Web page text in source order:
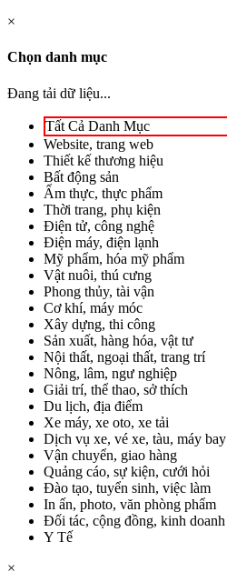
×
Chọn danh mục
Đang tải dữ liệu...
Tất Cả Danh Mục
Website, trang web
Thiết kế thương hiệu
Bất động sản
Ẩm thực, thực phẩm
Thời trang, phụ kiện
Điện tử, công nghệ
Điện máy, điện lạnh
Mỹ phẩm, hóa mỹ phẩm
Vật nuôi, thú cưng
Phong thủy, tài vận
Cơ khí, máy móc
Xây dựng, thi công
Sản xuất, hàng hóa, vật tư
Nội thất, ngoại thất, trang trí
Nông, lâm, ngư nghiệp
Giải trí, thể thao, sở thích
Du lịch, địa điểm
Xe máy, xe oto, xe tải
Dịch vụ xe, vé xe, tàu, máy bay
Vận chuyển, giao hàng
Quảng cáo, sự kiện, cưới hỏi
Đào tạo, tuyển sinh, việc làm
In ấn, photo, văn phòng phẩm
Đối tác, cộng đồng, kinh doanh
Y Tế
×